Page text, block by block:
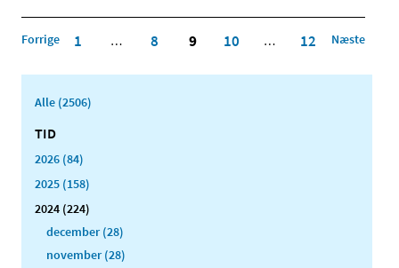
Forrige 1 … 8 9 10 … 12 Næste
Alle (2506)
TID
2026 (84)
2025 (158)
2024 (224)
december (28)
november (28)